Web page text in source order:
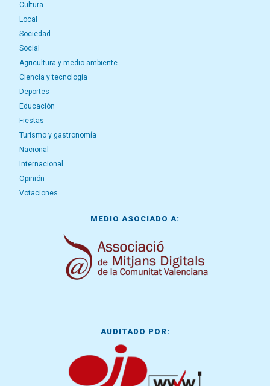
Cultura
Local
Sociedad
Social
Agricultura y medio ambiente
Ciencia y tecnología
Deportes
Educación
Fiestas
Turismo y gastronomía
Nacional
Internacional
Opinión
Votaciones
MEDIO ASOCIADO A:
AUDITADO POR: